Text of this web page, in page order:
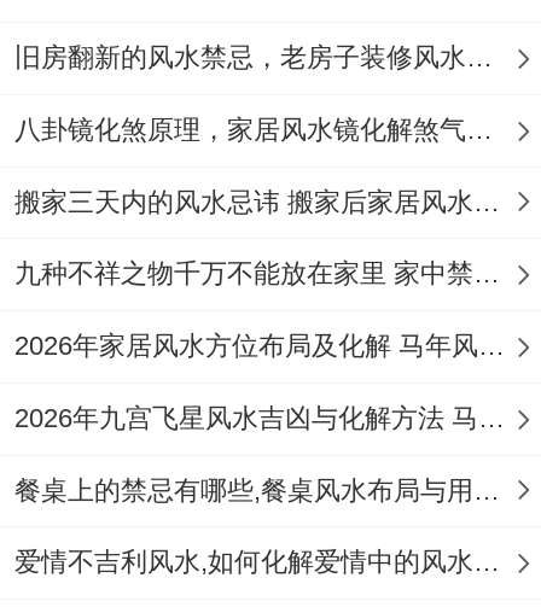
日，以确保婚姻生活的幸福美满。具体还是
以属虎者新人的实际命盘找原因会准确一
四、结婚日选择吉方
婚姻不光是两个人的结合，更是两个家庭的
床位摆放应避免正对门口或窗户 - 以免破坏
婚姻跟谐合睡眠质量.在卧室内的装饰应以温
旧房翻新的风水禁忌，老房子装修风水避坑指南
八卦镜化煞原理，家居风水镜化解煞气布局方法
搬家三天内的风水忌讳 搬家后家居风水快速调整指南
九种不祥之物千万不能放在家里 家中禁忌物品风水化解指南
2026年家居风水方位布局及化解 马年风水运势九宫图大利什么方向
2026年九宫飞星风水吉凶与化解方法 马年风水房屋吉凶方位图解
餐桌上的禁忌有哪些,餐桌风水布局与用餐禁忌详解
爱情不吉利风水,如何化解爱情中的风水煞气